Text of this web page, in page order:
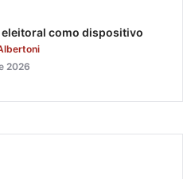
eleitoral como dispositivo
2026